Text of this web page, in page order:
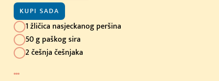
KUPI SADA
1 žličica nasjeckanog peršina
50 g paškog sira
2 češnja češnjaka